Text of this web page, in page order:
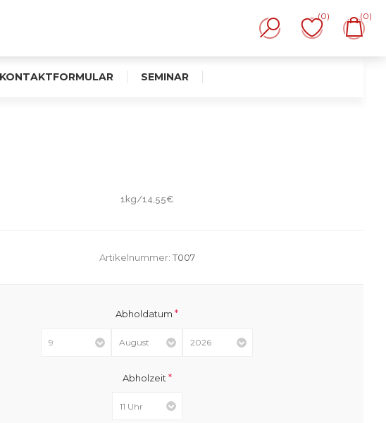
(0) (0)
KONTAKTFORMULAR SEMINAR
1kg/14,55€
Artikelnummer: T007
Abholdatum*
Abholzeit *